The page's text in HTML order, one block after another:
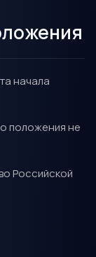
начала
положения не
Российской